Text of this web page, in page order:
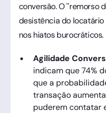
conversão. O "remorso
desistência do
nos hiatos burocráticos.
Agilidade
indicam que 74%
que a
transação
puderem contatar